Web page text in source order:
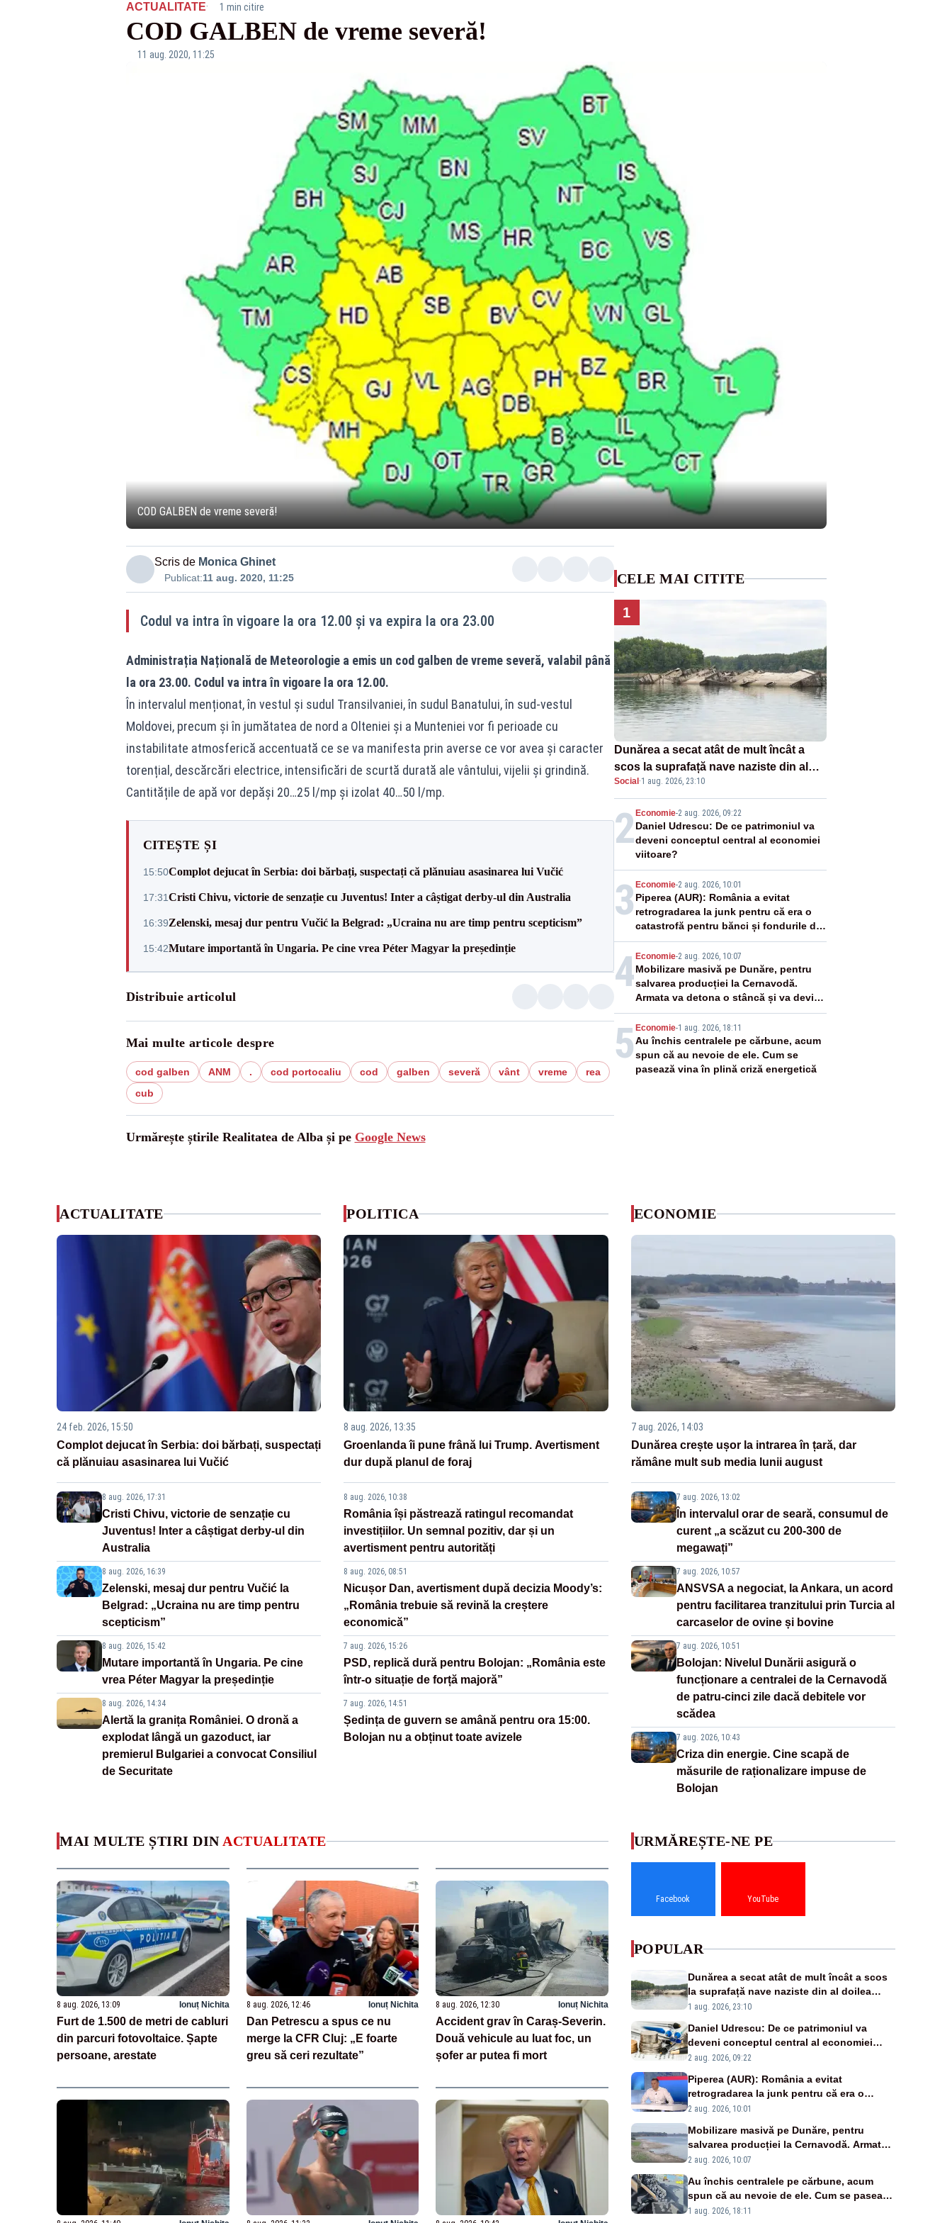
ACTUALITATE· 1 min citire
COD GALBEN de vreme severă!
11 aug. 2020, 11:25
COD GALBEN de vreme severă!
Scris de Monica Ghinet
Publicat:11 aug. 2020, 11:25
Codul va intra în vigoare la ora 12.00 și va expira la ora 23.00
Administrația Națională de Meteorologie a emis un cod galben de vreme severă, valabil până
la ora 23.00. Codul va intra în vigoare la ora 12.00.
În intervalul menționat, în vestul și sudul Transilvaniei, în sudul Banatului, în sud-vestul
Moldovei, precum și în jumătatea de nord a Olteniei și a Munteniei vor fi perioade cu
instabilitate atmosferică accentuată ce se va manifesta prin averse ce vor avea și caracter
torențial, descărcări electrice, intensificări de scurtă durată ale vântului, vijelii și grindină.
Cantitățile de apă vor depăși 20…25 l/mp și izolat 40…50 l/mp.
CITEȘTE ȘI
15:50Complot dejucat în Serbia: doi bărbați, suspectați că plănuiau asasinarea lui Vučić
17:31Cristi Chivu, victorie de senzație cu Juventus! Inter a câștigat derby-ul din Australia
16:39Zelenski, mesaj dur pentru Vučić la Belgrad: „Ucraina nu are timp pentru scepticism”
15:42Mutare importantă în Ungaria. Pe cine vrea Péter Magyar la președinție
Distribuie articolul
Mai multe articole despre
cod galben ANM . cod portocaliu cod galben severă vânt vreme
rea
cub
Urmărește știrile Realitatea de Alba și pe Google News
CELE MAI CITITE
1
Dunărea a secat atât de mult încât a
scos la suprafață nave naziste din al
doilea război mondial
Social ·1 aug. 2026, 23:10
2 Economie-2 aug. 2026, 09:22
Daniel Udrescu: De ce patrimoniul va
deveni conceptul central al economiei
viitoare?
3 Economie-2 aug. 2026, 10:01
Piperea (AUR): România a evitat
retrogradarea la junk pentru că era o
catastrofă pentru bănci și fondurile de
pensii
4 Economie-2 aug. 2026, 10:07
Mobilizare masivă pe Dunăre, pentru
salvarea producției la Cernavodă.
Armata va detona o stâncă și va devia
apa fluviului - IMAGINI AERIENE
5 Economie-1 aug. 2026, 18:11
Au închis centralele pe cărbune, acum
spun că au nevoie de ele. Cum se
pasează vina în plină criză energetică
ACTUALITATE
24 feb. 2026, 15:50
Complot dejucat în Serbia: doi bărbați, suspectați
că plănuiau asasinarea lui Vučić
8 aug. 2026, 17:31
Cristi Chivu, victorie de senzație cu
Juventus! Inter a câștigat derby-ul din
Australia
8 aug. 2026, 16:39
Zelenski, mesaj dur pentru Vučić la
Belgrad: „Ucraina nu are timp pentru
scepticism”
8 aug. 2026, 15:42
Mutare importantă în Ungaria. Pe cine
vrea Péter Magyar la președinție
8 aug. 2026, 14:34
Alertă la granița României. O dronă a
explodat lângă un gazoduct, iar
premierul Bulgariei a convocat Consiliul
de Securitate
POLITICA
8 aug. 2026, 13:35
Groenlanda îi pune frână lui Trump. Avertisment
dur după planul de foraj
8 aug. 2026, 10:38
România își păstrează ratingul recomandat
investițiilor. Un semnal pozitiv, dar și un
avertisment pentru autorități
8 aug. 2026, 08:51
Nicușor Dan, avertisment după decizia Moody’s:
„România trebuie să revină la creștere
economică”
7 aug. 2026, 15:26
PSD, replică dură pentru Bolojan: „România este
într-o situație de forță majoră”
7 aug. 2026, 14:51
Ședința de guvern se amână pentru ora 15:00.
Bolojan nu a obținut toate avizele
ECONOMIE
7 aug. 2026, 14:03
Dunărea crește ușor la intrarea în țară, dar
rămâne mult sub media lunii august
7 aug. 2026, 13:02
În intervalul orar de seară, consumul de
curent „a scăzut cu 200-300 de
megawați”
7 aug. 2026, 10:57
ANSVSA a negociat, la Ankara, un acord
pentru facilitarea tranzitului prin Turcia al
carcaselor de ovine și bovine
7 aug. 2026, 10:51
Bolojan: Nivelul Dunării asigură o
funcționare a centralei de la Cernavodă
de patru-cinci zile dacă debitele vor
scădea
7 aug. 2026, 10:43
Criza din energie. Cine scapă de
măsurile de raționalizare impuse de
Bolojan
MAI MULTE ȘTIRI DIN ACTUALITATE
8 aug. 2026, 13:09 Ionuț Nichita
Furt de 1.500 de metri de cabluri
din parcuri fotovoltaice. Șapte
persoane, arestate
8 aug. 2026, 12:46 Ionuț Nichita
Dan Petrescu a spus ce nu
merge la CFR Cluj: „E foarte
greu să ceri rezultate”
8 aug. 2026, 12:30 Ionuț Nichita
Accident grav în Caraș-Severin.
Două vehicule au luat foc, un
șofer ar putea fi mort
URMĂREȘTE-NE PE
Facebook YouTube
POPULAR
Dunărea a secat atât de mult încât a scos
la suprafață nave naziste din al doilea
război mondial
1 aug. 2026, 23:10
Daniel Udrescu: De ce patrimoniul va
deveni conceptul central al economiei
viitoare?
2 aug. 2026, 09:22
Piperea (AUR): România a evitat
retrogradarea la junk pentru că era o
catastrofă pentru bănci și fondurile de
2 aug. 2026, 10:01
Mobilizare masivă pe Dunăre, pentru
salvarea producției la Cernavodă. Armata
va detona o stâncă și va devia apa
2 aug. 2026, 10:07
Au închis centralele pe cărbune, acum
spun că au nevoie de ele. Cum se pasează
vina în plină criză energetică
1 aug. 2026, 18:11